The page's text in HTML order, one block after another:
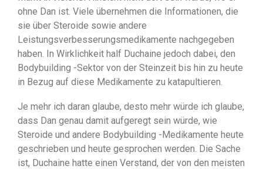
ohne Dan ist. Viele übernehmen die Informationen, die
sie über Steroide sowie andere
Leistungsverbesserungsmedikamente nachgegeben
haben. In Wirklichkeit half Duchaine jedoch dabei, den
Bodybuilding -Sektor von der Steinzeit bis hin zu heute
in Bezug auf diese Medikamente zu katapultieren.
Je mehr ich daran glaube, desto mehr würde ich glaube,
dass Dan genau damit aufgeregt sein würde, wie
Steroide und andere Bodybuilding -Medikamente heute
geschrieben und heute gesprochen werden. Die Sache
ist, Duchaine hatte einen Verstand, der von den meisten